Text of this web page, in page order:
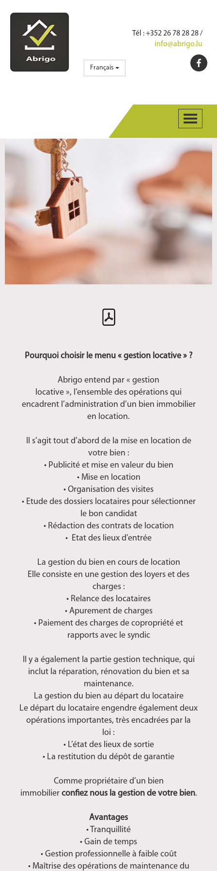
Tél : +352 26 78 28 28 /
info@abrigo.lu
Français
Pourquoi choisir le menu « gestion locative » ?
Abrigo entend par « gestion
locative », l’ensemble des opérations qui
encadrent l’administration d’un bien immobilier
en location.
Il s’agit tout d’abord de la mise en location de
votre bien :
• Publicité et mise en valeur du bien
• Mise en location
• Organisation des visites
• Etude des dossiers locataires pour sélectionner
le bon candidat
• Rédaction des contrats de location
• Etat des lieux d’entrée
La gestion du bien en cours de location
Elle consiste en une gestion des loyers et des
charges :
• Relance des locataires
• Apurement de charges
• Paiement des charges de copropriété et
rapports avec le syndic
Il y a également la partie gestion technique, qui
inclut la réparation, rénovation du bien et sa
maintenance.
La gestion du bien au départ du locataire
Le départ du locataire engendre également deux
opérations importantes, très encadrées par la
loi :
• L’état des lieux de sortie
• La restitution du dépôt de garantie
Comme propriétaire d’un bien
immobilier confiez nous la gestion de votre bien.
Avantages
• Tranquillité
• Gain de temps
• Gestion professionnelle à faible coût
• Maîtrise des opérations de maintenance du